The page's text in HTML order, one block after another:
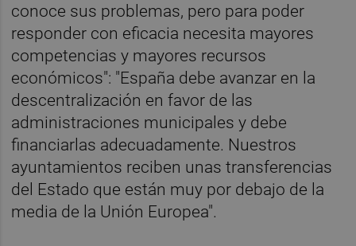
conoce sus problemas, pero para poder
responder con eficacia necesita mayores
competencias y mayores recursos
económicos": "España debe avanzar en la
descentralización en favor de las
administraciones municipales y debe
financiarlas adecuadamente. Nuestros
ayuntamientos reciben unas transferencias
del Estado que están muy por debajo de la
media de la Unión Europea".